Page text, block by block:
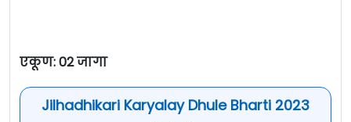
एकूण: 02 जागा
Jilhadhikari Karyalay Dhule Bharti 2023